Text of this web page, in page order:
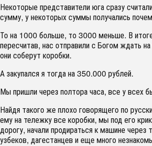
Некоторые представители юга сразу
сумму, у некоторых суммы получались
То на 1000 больше, то 3000 меньше. В
пересчитав, нас отправили с Богом ждать
они соберут коробки.
А закупался я тогда на 350.000 рублей.
Мы пришли через полтора часа, все у всех
Найдя такого же плохо говорящего по
ему на тележку все коробки, мы под его
дорогу, начали продираться к машине через
узбеков, дагестанцев и еще много